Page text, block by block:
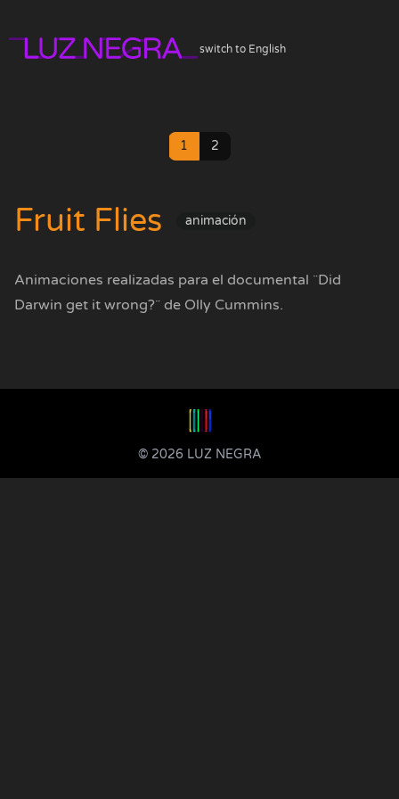
switch to English
1 2
Fruit Flies animación
Animaciones realizadas para el documental ¨Did
Darwin get it wrong?¨ de Olly Cummins.
© 2026 LUZ NEGRA